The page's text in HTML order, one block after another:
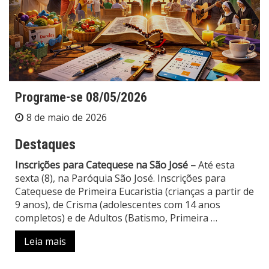
Programe-se 08/05/2026
8 de maio de 2026
Destaques
Inscrições para Catequese na São José –Até esta
sexta (8), na Paróquia São José. Inscrições para
Catequese de Primeira Eucaristia (crianças a partir de
9 anos), de Crisma (adolescentes com 14 anos
completos) e de Adultos (Batismo, Primeira …
Leia mais